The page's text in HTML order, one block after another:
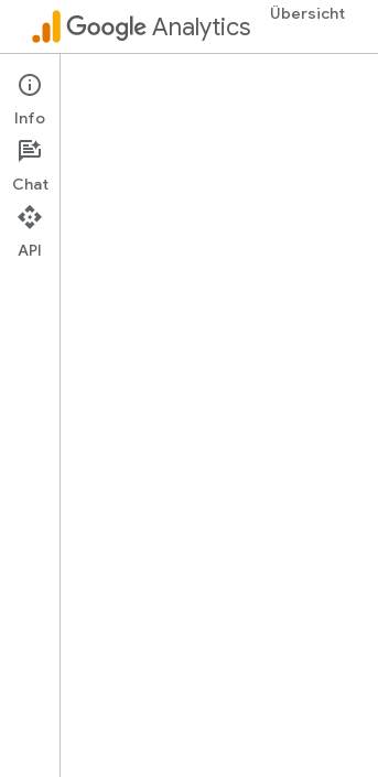
Analytics Übersicht
Entwicklerdokumentation
Leitfäden Bibliotheken
Info
Chat
API